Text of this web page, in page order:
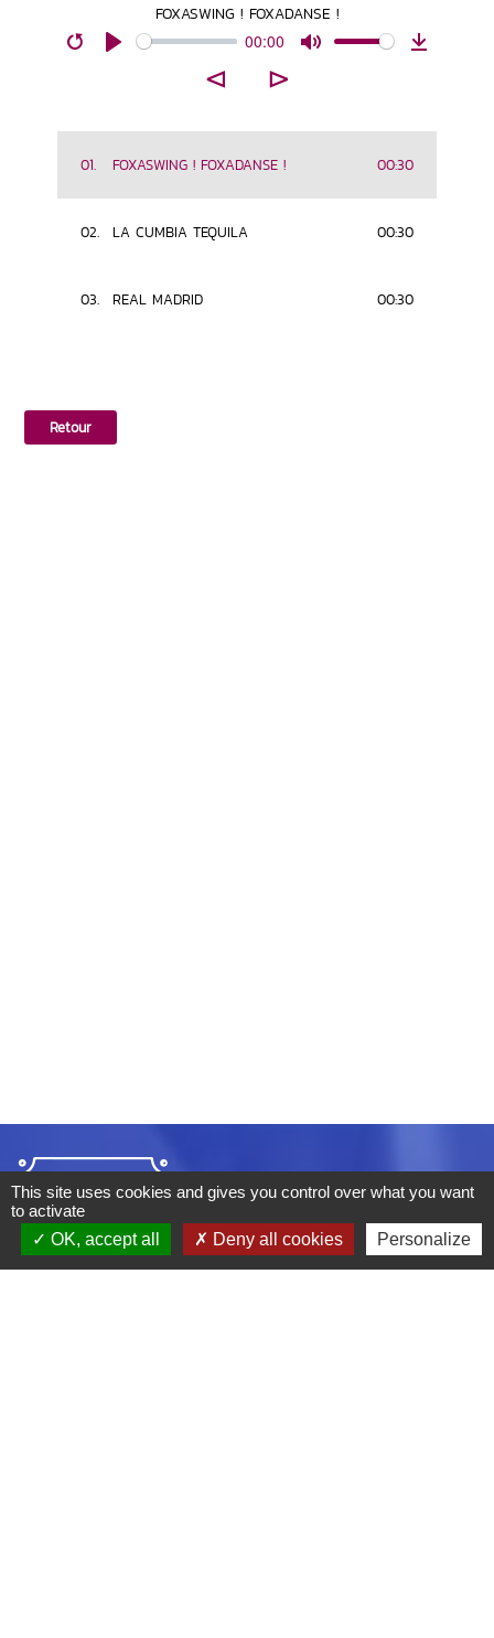
FOXASWING ! FOXADANSE !
00:00
⊲ ⊳
01. FOXASWING ! FOXADANSE ! 00:30
02. LA CUMBIA TEQUILA 00:30
03. REAL MADRID 00:30
Retour
This site uses cookies and gives you control over what you want
to activate
OK, accept all
Deny all cookies Personalize